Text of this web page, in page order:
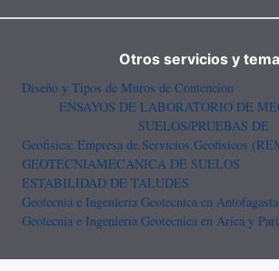
Otros servicios y
Diseño y Tipos de Muros de Contencion
ENSAYOS DE LABORATORIO DE
SUELOS/PRUEBAS DE
Geofisica: Empresa de Servicios Geofisicos
GEOTECNIAMECANICA DE SUELOS
ESTABILIDAD DE TALUDES
Geotecnia e Ingenieria Geotecnica en
Geotecnia e Ingenieria Geotecnica en Arica y